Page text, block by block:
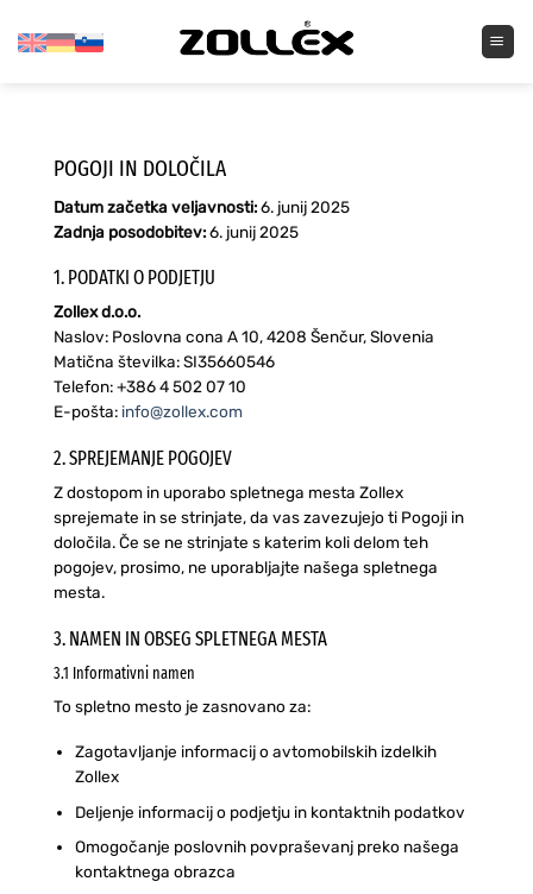
POGOJI IN DOLOČILA
Datum začetka veljavnosti:6. junij 2025
Zadnja posodobitev:6. junij 2025
1. PODATKI O PODJETJU
Zollex d.o.o.
Naslov: Poslovna cona A 10, 4208 Šenčur, Slovenia
Matična številka: SI35660546
Telefon: +386 4 502 07 10
E-pošta: info@zollex.com
2. SPREJEMANJE POGOJEV
Z dostopom in uporabo spletnega mesta Zollex
sprejemate in se strinjate, da vas zavezujejo ti Pogoji in
določila. Če se ne strinjate s katerim koli delom teh
pogojev, prosimo, ne uporabljajte našega spletnega
mesta.
3. NAMEN IN OBSEG SPLETNEGA MESTA
3.1 Informativni namen
To spletno mesto je zasnovano za:
Zagotavljanje informacij o avtomobilskih izdelkih
Zollex
Deljenje informacij o podjetju in kontaktnih podatkov
Omogočanje poslovnih povpraševanj preko našega
kontaktnega obrazca